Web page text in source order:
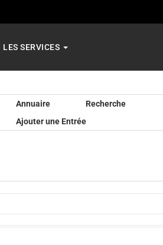
LES SERVICES
Annuaire
Recherche
Ajouter une Entrée